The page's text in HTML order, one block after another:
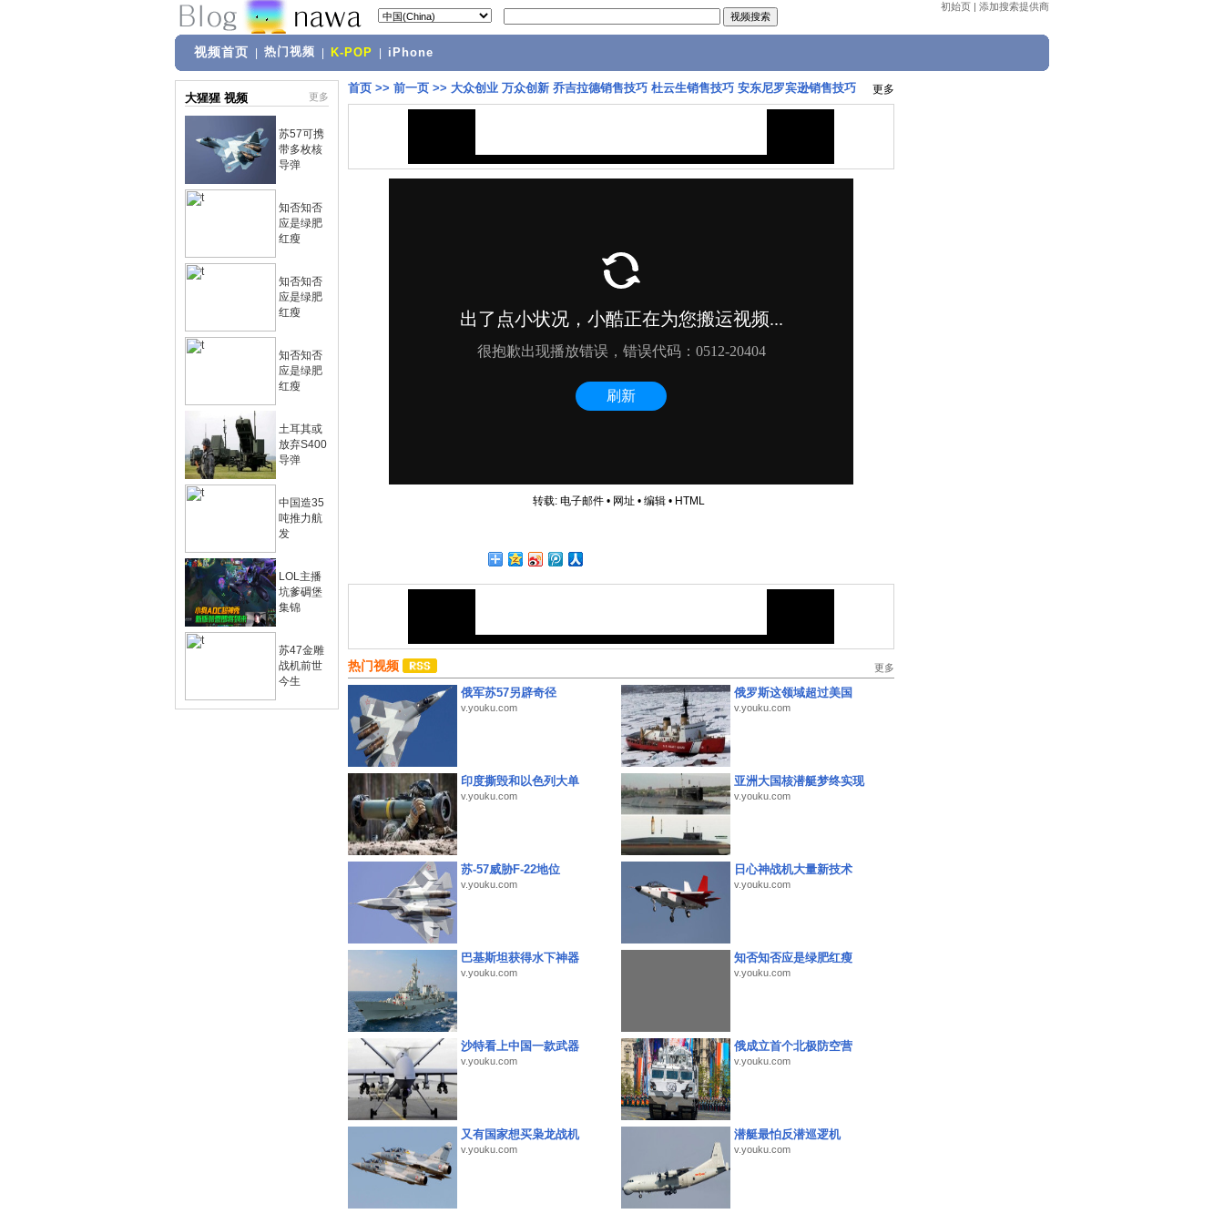
初始页 | 添加搜索提供商
视频首页 热门视频 K-POP iPhone
大猩猩 视频 更多
苏57可携
带多枚核
导弹
知否知否
应是绿肥
红瘦
知否知否
应是绿肥
红瘦
知否知否
应是绿肥
红瘦
土耳其或
放弃S400
导弹
中国造35
吨推力航
发
LOL主播
坑爹碉堡
集锦
苏47金雕
战机前世
今生
首页 >> 前一页 >> 大众创业 万众创新 乔吉拉德销售技巧 杜云生销售技巧 安东尼罗宾逊销售技巧 更多
转载: 电子邮件• 网址 • 编辑• HTML
热门视频 更多
俄军苏57另辟奇径
v.youku.com
俄罗斯这领域超过美国
v.youku.com
印度撕毁和以色列大单
v.youku.com
亚洲大国核潜艇梦终实现
v.youku.com
苏-57威胁F-22地位
v.youku.com
日心神战机大量新技术
v.youku.com
巴基斯坦获得水下神器
v.youku.com
知否知否应是绿肥红瘦
v.youku.com
沙特看上中国一款武器
v.youku.com
俄成立首个北极防空营
v.youku.com
又有国家想买枭龙战机
v.youku.com
潜艇最怕反潜巡逻机
v.youku.com